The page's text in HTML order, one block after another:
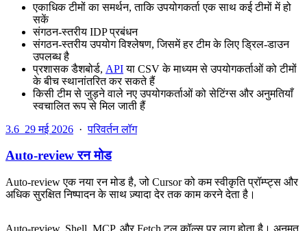
एकाधिक टीमों का समर्थन, ताकि उपयोगकर्ता एक साथ कई टीमों में हो
सकें
संगठन-स्तरीय IDP प्रबंधन
संगठन-स्तरीय उपयोग विश्लेषण, जिसमें हर टीम के लिए ड्रिल-डाउन
उपलब्ध है
प्रशासक डैशबोर्ड, APIया CSV के माध्यम से उपयोगकर्ताओं को टीमों
के बीच स्थानांतरित कर सकते हैं
किसी टीम से जुड़ने वाले नए उपयोगकर्ताओं को सेटिंग्स और अनुमतियाँ
स्वचालित रूप से मिल जाती हैं
3.6 29 मई 2026 ·परिवर्तन लॉग
Auto-review रन मोड
Auto-review एक नया रन मोड है, जो Cursor को कम स्वीकृति प्रॉम्प्ट्स और
अधिक सुरक्षित निष्पादन के साथ ज़्यादा देर तक काम करने देता है।